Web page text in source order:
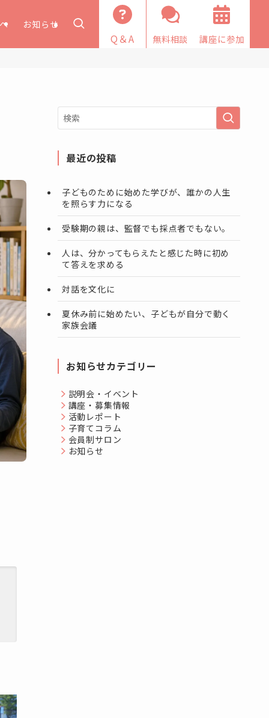
お知らせ
Q＆A 無料相談 講座に参加
最近の投稿
子どものために始めた学びが、誰かの人生
を照らす力になる
受験期の親は、監督でも採点者でもない。
人は、分かってもらえたと感じた時に初め
て答えを求める
対話を文化に
夏休み前に始めたい、子どもが自分で動く
家族会議
お知らせカテゴリー
説明会・イベント
講座・募集情報
活動レポート
子育てコラム
会員制サロン
お知らせ